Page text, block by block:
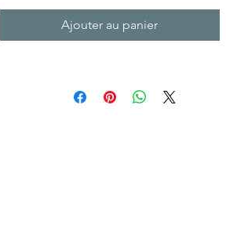
Ajouter au panier